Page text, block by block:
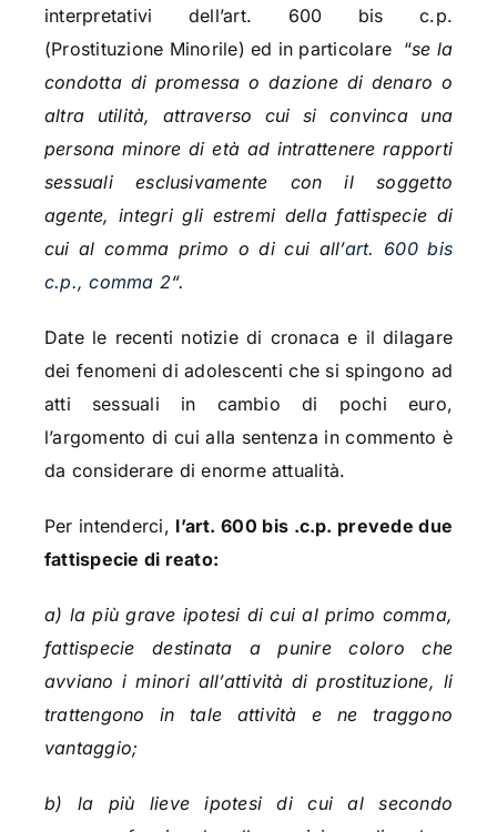
interpretativi dell’art. 600 bis c.p.
(Prostituzione Minorile) ed in particolare “se la
condotta di promessa o dazione di denaro o
altra utilità, attraverso cui si convinca una
persona minore di età ad intrattenere rapporti
sessuali esclusivamente con il soggetto
agente, integri gli estremi della fattispecie di
cui al comma primo o di cui all’art. 600 bis
c.p., comma 2“.
Date le recenti notizie di cronaca e il dilagare
dei fenomeni di adolescenti che si spingono ad
atti sessuali in cambio di pochi euro,
l’argomento di cui alla sentenza in commento è
da considerare di enorme attualità.
Per intenderci, l’art. 600 bis .c.p. prevede due
fattispecie di reato:
a) la più grave ipotesi di cui al primo comma,
fattispecie destinata a punire coloro che
avviano i minori all’attività di prostituzione, li
trattengono in tale attività e ne traggono
vantaggio;
b) la più lieve ipotesi di cui al secondo